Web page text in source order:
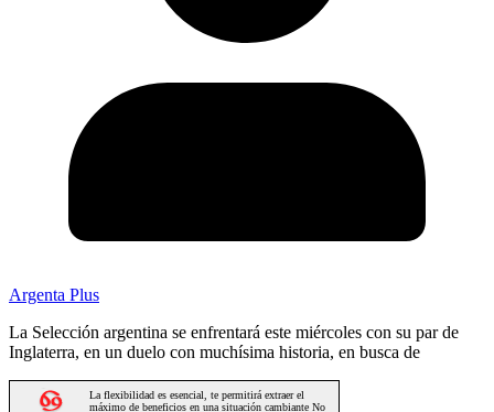
Argenta Plus
La Selección argentina se enfrentará este miércoles con su par de
Inglaterra, en un duelo con muchísima historia, en busca de